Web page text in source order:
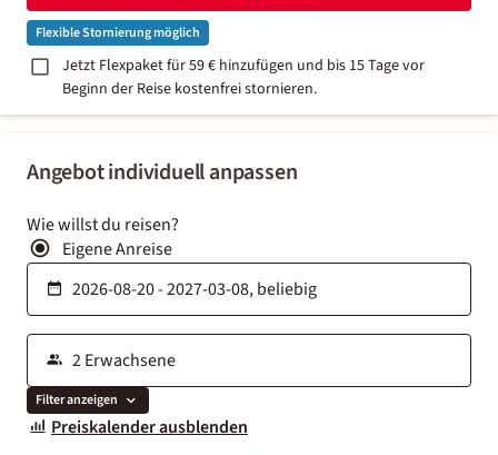
Angebot individuell anpassen
Wie willst du reisen?
Eigene Anreise
Filter anzeigen
Preiskalender ausblenden
Flexible Stornierung möglich
Jetzt Flexpaket für 59 € hinzufügen und bis 15 Tage vor
Beginn der Reise kostenfrei stornieren.